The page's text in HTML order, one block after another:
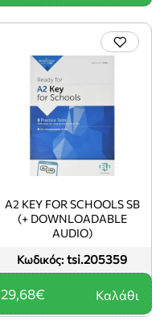
Κωδικός: tsi.205359
A2 KEY FOR SCHOOLS SB
(+ DOWNLOADABLE
AUDIO)
29,68€ Καλάθι